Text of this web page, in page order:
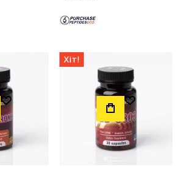
Додати до Списку Бажань Додати до Списку Бажань
Хіт!